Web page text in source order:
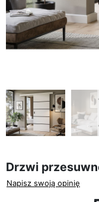
Poprzedni
Drzwi
Napisz swoją opinię